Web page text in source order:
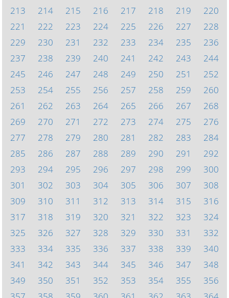
213
214 215 216 217 218 219
220
221
222 223 224 225 226 227
228
229
230 231 232 233 234 235
236
237
238 239 240 241 242 243
244
245
246 247 248 249 250 251
252
253
254 255 256 257 258 259
260
261
262 263 264 265 266 267
268
269
270 271 272 273 274 275
276
277
278 279 280 281 282 283
284
285
286 287 288 289 290 291
292
293
294 295 296 297 298 299
300
301
302 303 304 305 306 307
308
309
310 311 312 313 314 315
316
317
318 319 320 321 322 323
324
325
326 327 328 329 330 331
332
333
334 335 336 337 338 339
340
341
342 343 344 345 346 347
348
349
350 351 352 353 354 355
356